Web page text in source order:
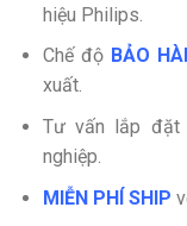
hiệu Philips.
Chế độ BẢO
xuất.
Tư vấn lắp đặt
nghiệp.
MIỄN PHÍ SHIP